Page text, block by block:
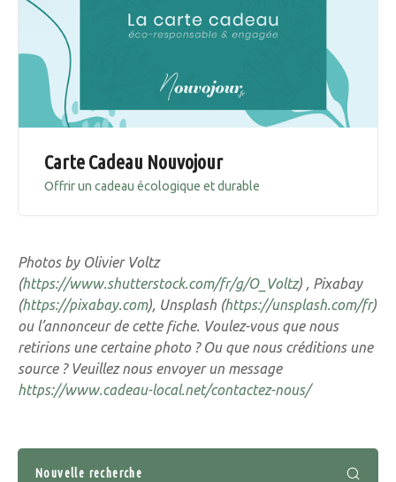
Carte Cadeau Nouvojour
Offrir un cadeau écologique et durable
Photos by Olivier Voltz
(https://www.shutterstock.com/fr/g/O_Voltz) , Pixabay
(https://pixabay.com), Unsplash (https://unsplash.com/fr)
ou l’annonceur de cette fiche. Voulez-vous que nous
retirions une certaine photo ? Ou que nous créditions une
source ? Veuillez nous envoyer un message
https://www.cadeau-local.net/contactez-nous/
Nouvelle recherche